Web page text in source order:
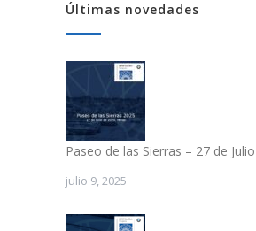
Últimas novedades
Paseo de las Sierras – 27 de
julio 9, 2025